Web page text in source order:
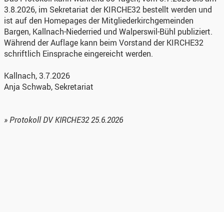
3.8.2026, im Sekretariat der KIRCHE32 bestellt werden und
ist auf den Homepages der Mitgliederkirchgemeinden
Bargen, Kallnach-Niederried und Walperswil-Bühl publiziert.
Während der Auflage kann beim Vorstand der KIRCHE32
schriftlich Einsprache eingereicht werden.
Kallnach, 3.7.2026
Anja Schwab, Sekretariat
» Protokoll DV KIRCHE32 25.6.2026